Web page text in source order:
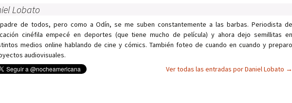
Lobato
de todos, pero como a Odín, se me suben constantemente a las barbas. Periodista de
cinéfila empecé en deportes (que tiene mucho de película) y ahora dejo semillitas en
medios online hablando de cine y cómics. También foteo de cuando en cuando y preparo
audiovisuales.
Ver todas las entradas por Daniel Lobato →